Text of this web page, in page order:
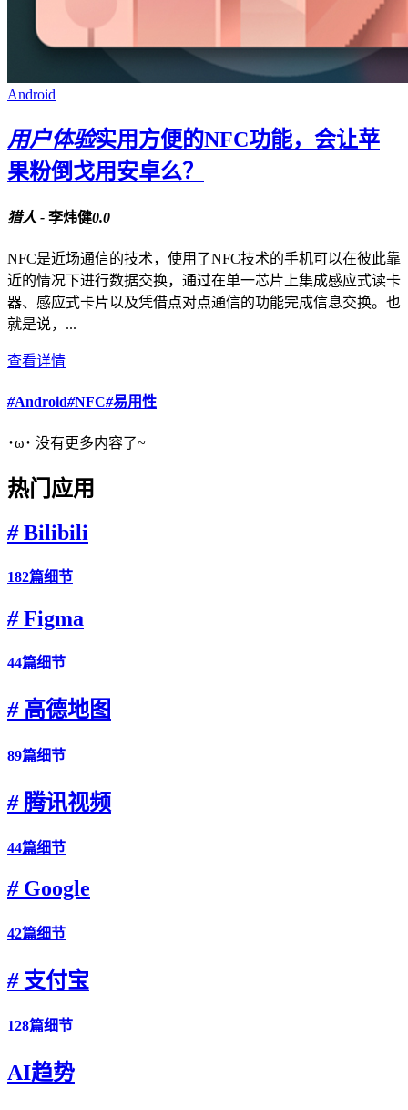
Android
用户体验实用方便的NFC功能，会让苹
果粉倒戈用安卓么？
猎人 - 李炜健0.0
NFC是近场通信的技术，使用了NFC技术的手机可以在彼此靠
近的情况下进行数据交换，通过在单一芯片上集成感应式读卡
器、感应式卡片以及凭借点对点通信的功能完成信息交换。也
就是说，...
查看详情
#Android#NFC#易用性
･ω･ 没有更多内容了~
热门应用
#Bilibili
182篇细节
#Figma
44篇细节
#高德地图
89篇细节
#腾讯视频
44篇细节
#Google
42篇细节
#支付宝
128篇细节
AI趋势